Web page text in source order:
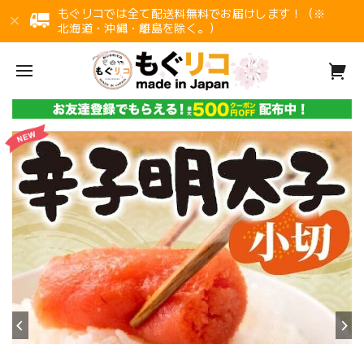
もぐリコでは全て配送料無料でお届けします！（※
北海道・沖縄・離島を除く。）